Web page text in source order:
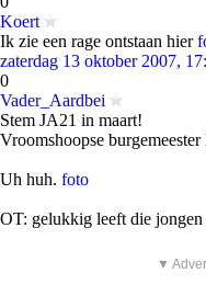
Koert
Ik zie een rage ontstaan hier
zaterdag 13 oktober 2007,
0
Vader_Aardbei
Stem JA21 in maart!
Vroomshoopse
Uh huh. foto
OT: gelukkig leeft die jongen
▼